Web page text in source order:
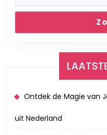
Ontdek de Magie van
uit Nederland